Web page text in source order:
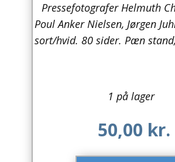
Asien
Australien
Pressefotografer Helmuth
Poul Anker Nielsen, Jørgen
sort/hvid. 80 sider. Pæn
1 på lager
50,00 kr.